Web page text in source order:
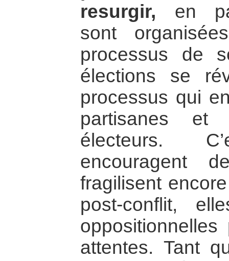
resurgir, en
sont
processus de
élections se
processus qui
partisanes et
électeurs.
encouragent
fragilisent
post-conflit,
attentes. Tant